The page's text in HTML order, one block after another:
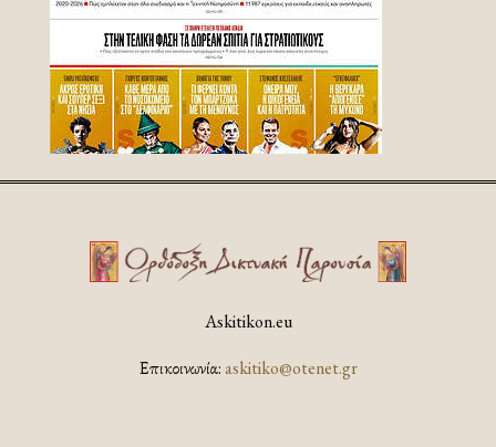
Askitikon.eu
Επικοινωνία:askitiko@otenet.gr